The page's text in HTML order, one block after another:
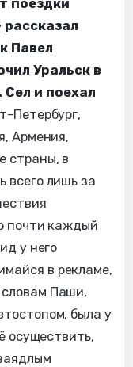
поездки
Павел
Уральск в
Сел и поехал
Петербург,
Армения,
страны, в
всего лишь за
почти каждый
у него
в рекламе,
Паши,
была у
осуществить,